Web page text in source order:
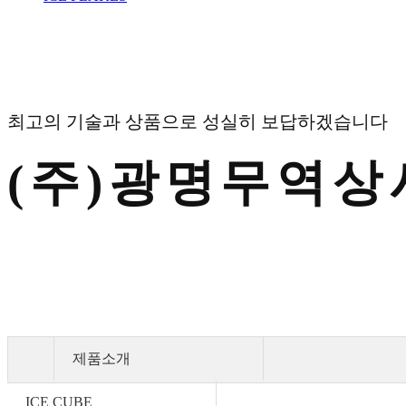
최고의 기술과 상품으로 성실히 보답하겠습니다
(주)광명무역상
제품소개
ICE CUBE